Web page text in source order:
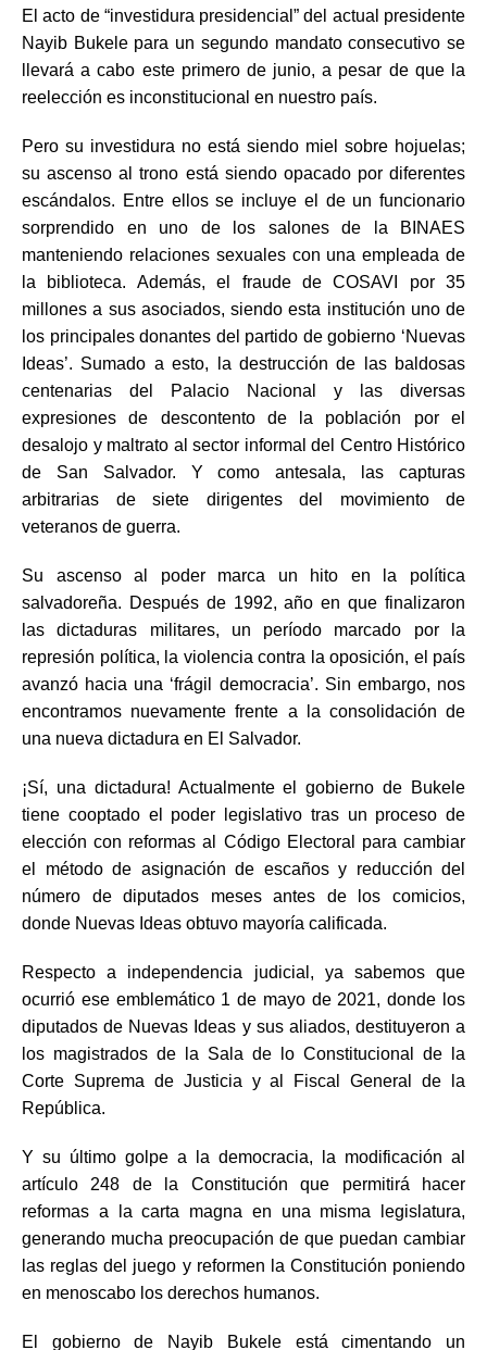
El acto de “investidura presidencial” del actual presidente
Nayib Bukele para un segundo mandato consecutivo se
llevará a cabo este primero de junio, a pesar de que la
reelección es inconstitucional en nuestro país.
Pero su investidura no está siendo miel sobre hojuelas;
su ascenso al trono está siendo opacado por diferentes
escándalos. Entre ellos se incluye el de un funcionario
sorprendido en uno de los salones de la BINAES
manteniendo relaciones sexuales con una empleada de
la biblioteca. Además, el fraude de COSAVI por 35
millones a sus asociados, siendo esta institución uno de
los principales donantes del partido de gobierno ‘Nuevas
Ideas’. Sumado a esto, la destrucción de las baldosas
centenarias del Palacio Nacional y las diversas
expresiones de descontento de la población por el
desalojo y maltrato al sector informal del Centro Histórico
de San Salvador. Y como antesala, las capturas
arbitrarias de siete dirigentes del movimiento de
veteranos de guerra.
Su ascenso al poder marca un hito en la política
salvadoreña. Después de 1992, año en que finalizaron
las dictaduras militares, un período marcado por la
represión política, la violencia contra la oposición, el país
avanzó hacia una ‘frágil democracia’. Sin embargo, nos
encontramos nuevamente frente a la consolidación de
una nueva dictadura en El Salvador.
¡Sí, una dictadura! Actualmente el gobierno de Bukele
tiene cooptado el poder legislativo tras un proceso de
elección con reformas al Código Electoral para cambiar
el método de asignación de escaños y reducción del
número de diputados meses antes de los comicios,
donde Nuevas Ideas obtuvo mayoría calificada.
Respecto a independencia judicial, ya sabemos que
ocurrió ese emblemático 1 de mayo de 2021, donde los
diputados de Nuevas Ideas y sus aliados, destituyeron a
los magistrados de la Sala de lo Constitucional de la
Corte Suprema de Justicia y al Fiscal General de la
República.
Y su último golpe a la democracia, la modificación al
artículo 248 de la Constitución que permitirá hacer
reformas a la carta magna en una misma legislatura,
generando mucha preocupación de que puedan cambiar
las reglas del juego y reformen la Constitución poniendo
en menoscabo los derechos humanos.
El gobierno de Nayib Bukele está cimentando un